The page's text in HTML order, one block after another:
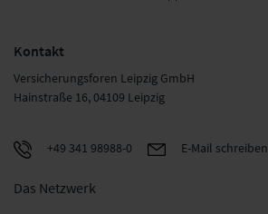
Kontakt
Versicherungsforen Leipzig GmbH
Hainstraße 16, 04109 Leipzig
+49 341 98988-0 E-Mail schreiben
Das Netzwerk